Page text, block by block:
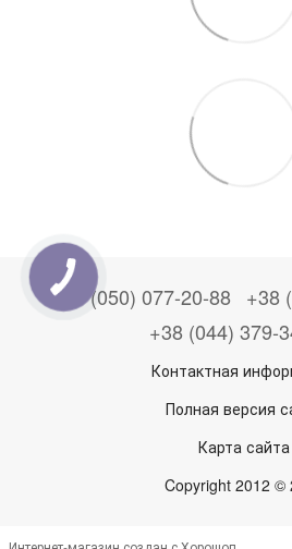
+38 (050) 077-20-88 +38
+38 (044) 379-
Контактная
Полная версия
Карта сайта
Copyright 2012 ©